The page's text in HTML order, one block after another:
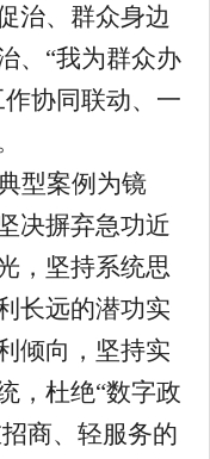
治、群众身边
、“我为群众办
协同联动、一
型案例为镜
决摒弃急功近
，坚持系统思
长远的潜功实
倾向，坚持实
，杜绝“数字政
商、轻服务的